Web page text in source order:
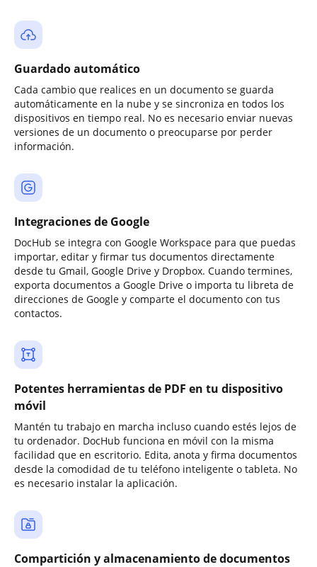
Guardado automático
Cada cambio que realices en un documento se guarda
automáticamente en la nube y se sincroniza en todos los
dispositivos en tiempo real. No es necesario enviar nuevas
versiones de un documento o preocuparse por perder
información.
Integraciones de Google
DocHub se integra con Google Workspace para que puedas
importar, editar y firmar tus documentos directamente
desde tu Gmail, Google Drive y Dropbox. Cuando termines,
exporta documentos a Google Drive o importa tu libreta de
direcciones de Google y comparte el documento con tus
contactos.
Potentes herramientas de PDF en tu dispositivo
móvil
Mantén tu trabajo en marcha incluso cuando estés lejos de
tu ordenador. DocHub funciona en móvil con la misma
facilidad que en escritorio. Edita, anota y firma documentos
desde la comodidad de tu teléfono inteligente o tableta. No
es necesario instalar la aplicación.
Compartición y almacenamiento de documentos